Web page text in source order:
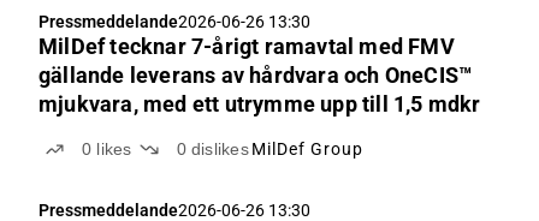
Pressmeddelande2026-06-26 13:30
MilDef tecknar 7-årigt ramavtal med FMV
gällande leverans av hårdvara och OneCIS™
mjukvara, med ett utrymme upp till 1,5 mdkr
0 likes 0 dislikes MilDef Group
Pressmeddelande2026-06-26 13:30